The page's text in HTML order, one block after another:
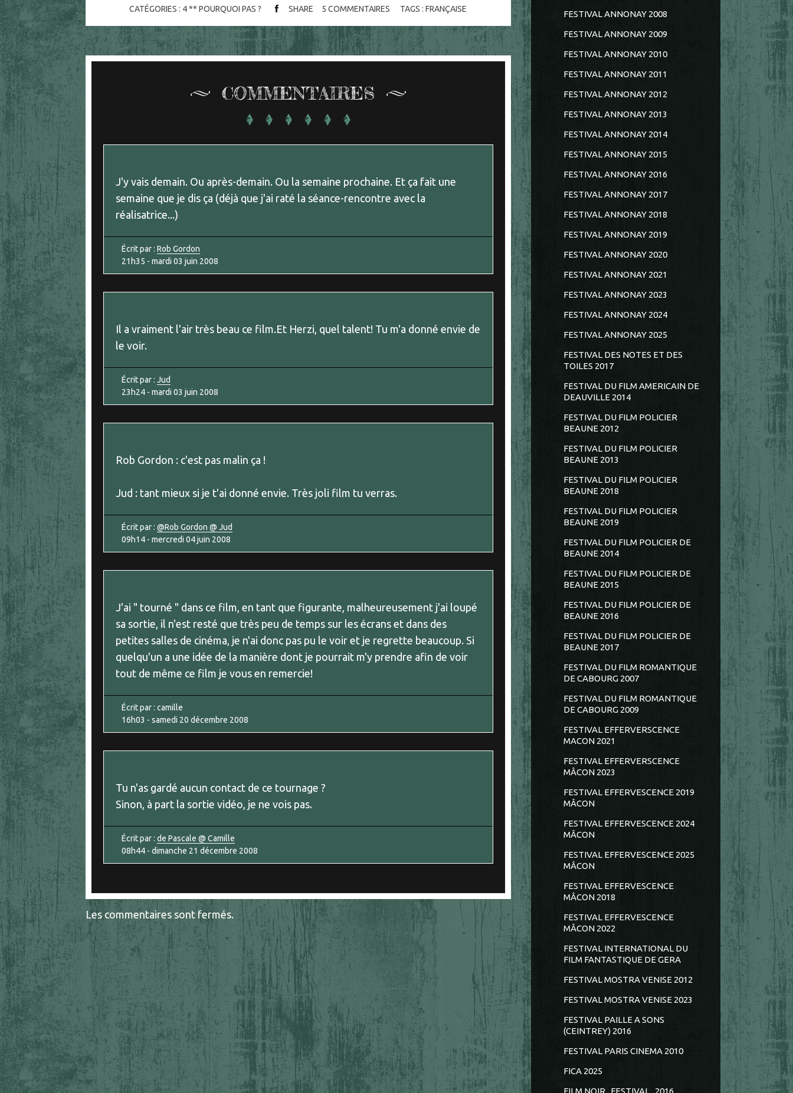
CATÉGORIES : 4 ** POURQUOI PAS ? SHARE 5 COMMENTAIRES TAGS :FRANÇAISE
COMMENTAIRES
J'y vais demain. Ou après-demain. Ou la semaine prochaine. Et ça fait une
semaine que je dis ça (déjà que j'ai raté la séance-rencontre avec la
réalisatrice...)
Écrit par : Rob Gordon
21h35 - mardi 03 juin 2008
Il a vraiment l'air très beau ce film.Et Herzi, quel talent! Tu m'a donné envie de
le voir.
Écrit par : Jud
23h24 - mardi 03 juin 2008
Rob Gordon : c'est pas malin ça !
Jud : tant mieux si je t'ai donné envie. Très joli film tu verras.
Écrit par : @Rob Gordon @ Jud
09h14 - mercredi 04juin 2008
J'ai " tourné " dans ce film, en tant que figurante, malheureusement j'ai loupé
sa sortie, il n'est resté que très peu de temps sur les écrans et dans des
petites salles de cinéma, je n'ai donc pas pu le voir et je regrette beaucoup. Si
quelqu'un a une idée de la manière dont je pourrait m'y prendre afin de voir
tout de même ce film je vous en remercie!
Écrit par : camille
16h03 - samedi 20 décembre 2008
Tu n'as gardé aucun contact de ce tournage ?
Sinon, à part la sortie vidéo, je ne vois pas.
Écrit par : de Pascale @ Camille
08h44 - dimanche 21 décembre 2008
Les commentaires sont fermés.
FESTIVAL ANNONAY 2008
FESTIVAL ANNONAY 2009
FESTIVAL ANNONAY 2010
FESTIVAL ANNONAY 2011
FESTIVAL ANNONAY 2012
FESTIVAL ANNONAY 2013
FESTIVAL ANNONAY 2014
FESTIVAL ANNONAY 2015
FESTIVAL ANNONAY 2016
FESTIVAL ANNONAY 2017
FESTIVAL ANNONAY 2018
FESTIVAL ANNONAY 2019
FESTIVAL ANNONAY 2020
FESTIVAL ANNONAY 2021
FESTIVAL ANNONAY 2023
FESTIVAL ANNONAY 2024
FESTIVAL ANNONAY 2025
FESTIVAL DES NOTES ET DES
TOILES 2017
FESTIVAL DU FILM AMERICAIN DE
DEAUVILLE 2014
FESTIVAL DU FILM POLICIER
BEAUNE 2012
FESTIVAL DU FILM POLICIER
BEAUNE 2013
FESTIVAL DU FILM POLICIER
BEAUNE 2018
FESTIVAL DU FILM POLICIER
BEAUNE 2019
FESTIVAL DU FILM POLICIER DE
BEAUNE 2014
FESTIVAL DU FILM POLICIER DE
BEAUNE 2015
FESTIVAL DU FILM POLICIER DE
BEAUNE 2016
FESTIVAL DU FILM POLICIER DE
BEAUNE 2017
FESTIVAL DU FILM ROMANTIQUE
DE CABOURG 2007
FESTIVAL DU FILM ROMANTIQUE
DE CABOURG 2009
FESTIVAL EFFERVERSCENCE
MACON 2021
FESTIVAL EFFERVERSCENCE
MÂCON 2023
FESTIVAL EFFERVESCENCE 2019
MÂCON
FESTIVAL EFFERVESCENCE 2024
MÂCON
FESTIVAL EFFERVESCENCE 2025
MÂCON
FESTIVAL EFFERVESCENCE
MÂCON 2018
FESTIVAL EFFERVESCENCE
MÂCON 2022
FESTIVAL INTERNATIONAL DU
FILM FANTASTIQUE DE GERA
FESTIVAL MOSTRA VENISE 2012
FESTIVAL MOSTRA VENISE 2023
FESTIVAL PAILLE A SONS
(CEINTREY) 2016
FESTIVAL PARIS CINEMA 2010
FICA 2025